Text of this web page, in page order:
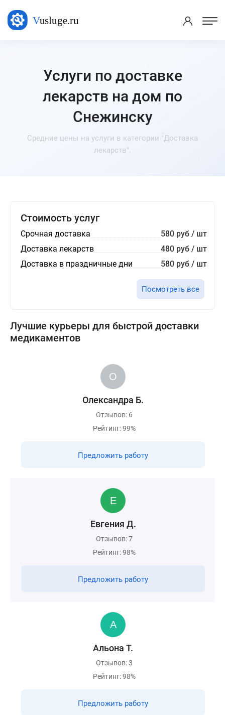
Услуги по доставке
лекарств на дом по
Снежинску
Средние цены на услуги в категории "Доставка
лекарств".
Стоимость услуг
Срочная доставка
580 руб / шт
Доставка лекарств
480 руб / шт
Доставка в праздничные дни
580 руб / шт
Посмотреть все
Лучшие курьеры для быстрой доставки
медикаментов
Олександра Б.
Отзывов: 6
Рейтинг: 99%
Предложить работу
Евгения Д.
Отзывов: 7
Рейтинг: 98%
Предложить работу
Альона Т.
Отзывов: 3
Рейтинг: 98%
Предложить работу